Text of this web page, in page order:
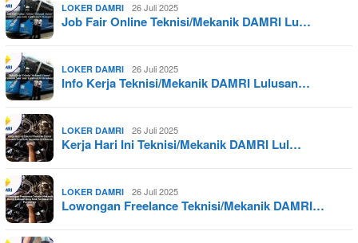
LOKER DAMRI 26 Juli 2025
Job Fair Online Teknisi/Mekanik DAMRI Lu…
LOKER DAMRI 26 Juli 2025
Info Kerja Teknisi/Mekanik DAMRI Lulusan…
LOKER DAMRI 26 Juli 2025
Kerja Hari Ini Teknisi/Mekanik DAMRI Lul…
LOKER DAMRI 26 Juli 2025
Lowongan Freelance Teknisi/Mekanik DAMRI…